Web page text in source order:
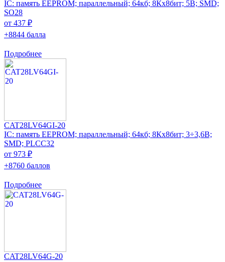
IC: память EEPROM; параллельный; 64кб; 8Кx8бит; 5В; SMD;
SO28
от 437 ₽
+8844 балла
Подробнее
CAT28LV64GI-20
IC: память EEPROM; параллельный; 64кб; 8Кx8бит; 3÷3,6В;
SMD; PLCC32
от 973 ₽
+8760 баллов
Подробнее
CAT28LV64G-20